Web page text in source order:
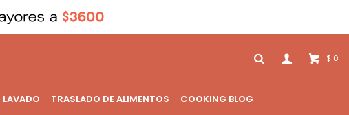
LAVADO TRASLADO DE ALIMENTOS COOKING BLOG
$ 0